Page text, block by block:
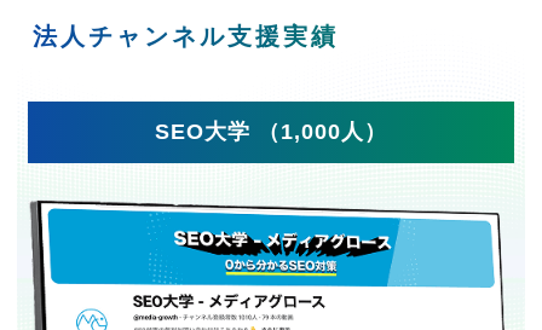
法人チャンネル支援実績
SEO大学 （1,000人）